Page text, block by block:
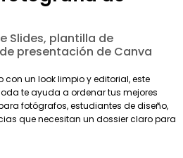
Slides, plantilla de
presentación de Canva
con un look limpio y editorial, este
te ayuda a ordenar tus mejores
fotógrafos, estudiantes de diseño,
que necesitan un dossier claro para